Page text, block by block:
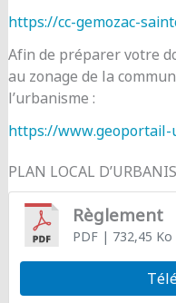
https://cc-gemozac-
Afin de préparer votre
au zonage de la
l’urbanisme :
https://www.geoportail-
PLAN LOCAL
Règlement
PDF| 732,45 Ko